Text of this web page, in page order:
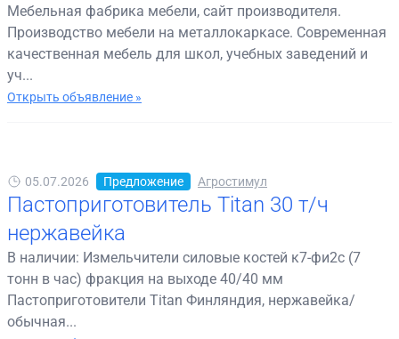
Мебельная фабрика мебели, сайт производителя.
Производство мебели на металлокаркасе. Современная
качественная мебель для школ, учебных заведений и
уч...
Открыть объявление »
05.07.2026 Предложение Агростимул
Пастоприготовитель Titan 30 т/ч
нержавейка
В наличии: Измельчители силовые костей к7-фи2с (7
тонн в час) фракция на выходе 40/40 мм
Пастоприготовители Titan Финляндия, нержавейка/
обычная...